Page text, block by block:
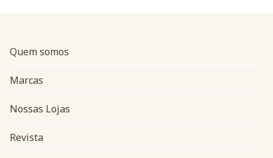
Quem somos
Marcas
Nossas Lojas
Revista